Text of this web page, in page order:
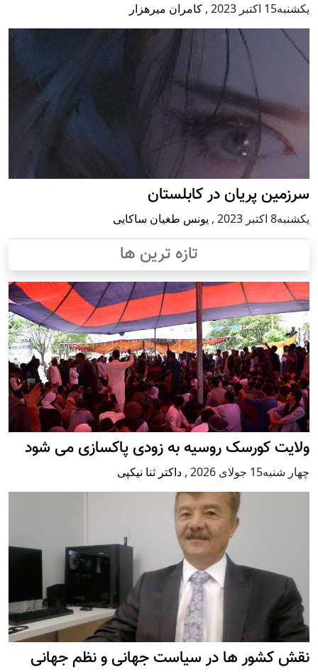
يكشنبه15 اكتبر 2023 , کامران میرهزار
سرزمین پریان در کابلستان
يكشنبه8 اكتبر 2023 , یونس طغیان ساکایی
تازه ترین ها
ولایت کورسک روسیه به زودی پاکسازی می شود
چهار شنبه15 جولای 2026 , داکتر ثنا نیکپی
نقش کشور ها در سیاست جهانی و نظم جهانی